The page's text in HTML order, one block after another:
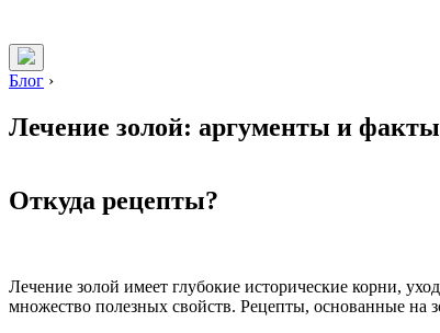
Блог ›
Лечение золой: аргументы и факты
Откуда рецепты?
Лечение золой имеет глубокие исторические корни,
множество полезных свойств. Рецепты, основанные на